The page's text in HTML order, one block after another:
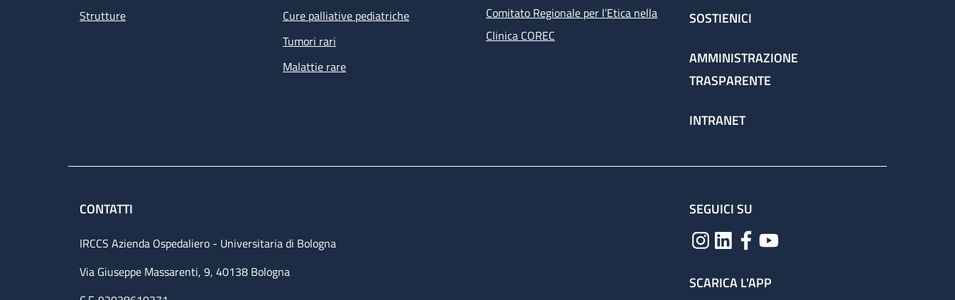
Strutture
Cure palliative pediatriche
Tumori rari
Malattie rare
Comitato Regionale per l’Etica nella
Clinica COREC
SOSTIENICI
AMMINISTRAZIONE
TRASPARENTE
INTRANET
CONTATTI
IRCCS Azienda Ospedaliero - Universitaria di Bologna
Via Giuseppe Massarenti, 9, 40138 Bologna
SEGUICI SU
SCARICA L'APP